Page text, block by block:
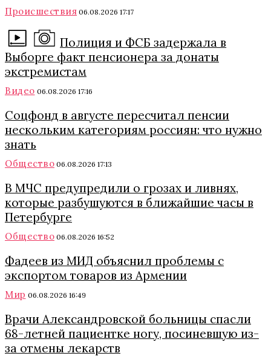
Происшествия 06.08.2026 17:17
Полиция и ФСБ задержала в
Выборге факт пенсионера за донаты
экстремистам
Видео 06.08.2026 17:16
Соцфонд в августе пересчитал пенсии
нескольким категориям россиян: что нужно
знать
Общество 06.08.2026 17:13
В МЧС предупредили о грозах и ливнях,
которые разбушуются в ближайшие часы в
Петербурге
Общество 06.08.2026 16:52
Фадеев из МИД объяснил проблемы с
экспортом товаров из Армении
Мир 06.08.2026 16:49
Врачи Александровской больницы спасли
68-летней пациентке ногу, посиневшую из-
за отмены лекарств